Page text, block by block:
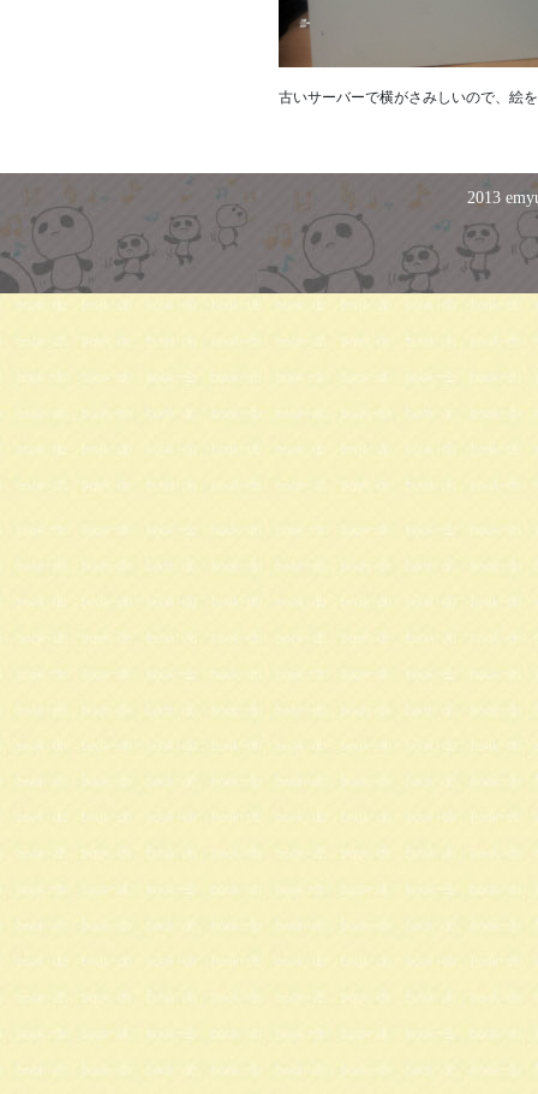
古いサーバーで横がさみしいので、絵
2013